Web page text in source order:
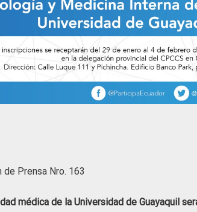
de Prensa Nro. 163
médica de la Universidad de Guayaquil